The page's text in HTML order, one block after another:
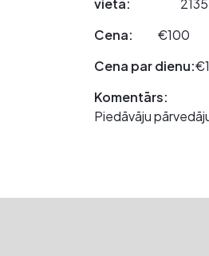
vieta:
Cena:
€100
Cena par dienu:
Komentārs:
Piedāvāju